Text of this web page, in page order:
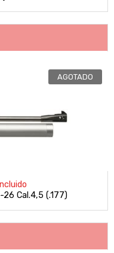
AGOTADO
26 Cal.4,5 (.177)